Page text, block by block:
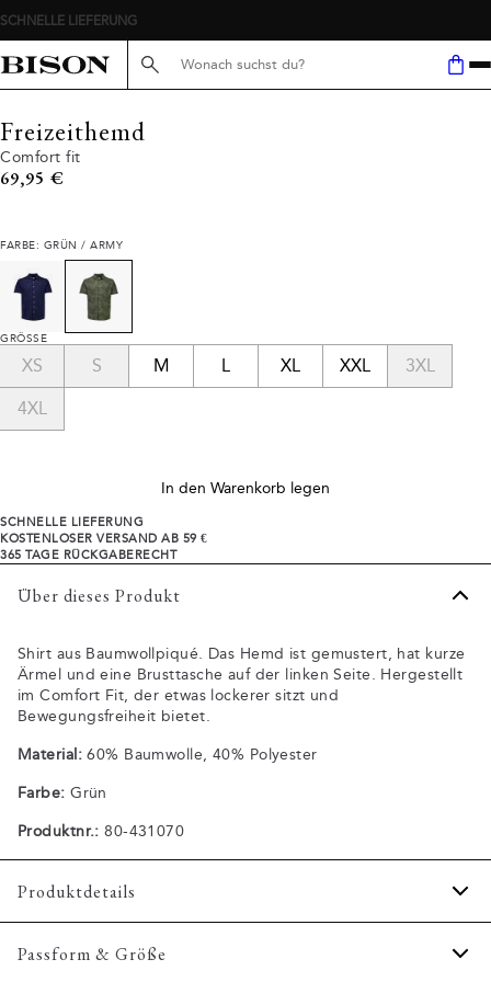
SCHNELLE LIEFERUNG
Suche hier...
Freizeithemd
Comfort fit
Preis
69,95 €
FARBE: GRÜN / ARMY
GRÖSSE
XS S M L XL XXL 3XL
4XL
In den Warenkorb legen
SCHNELLE LIEFERUNG
KOSTENLOSER VERSAND AB 59 €
365 TAGE RÜCKGABERECHT
Über dieses Produkt
Shirt aus Baumwollpiqué. Das Hemd ist gemustert, hat kurze
Ärmel und eine Brusttasche auf der linken Seite. Hergestellt
im Comfort Fit, der etwas lockerer sitzt und
Bewegungsfreiheit bietet.
Material:60% Baumwolle, 40% Polyester
Farbe: Grün
Produktnr.: 80-431070
Produktdetails
Aufnäher mit Logo unten links.
Passform & Größe